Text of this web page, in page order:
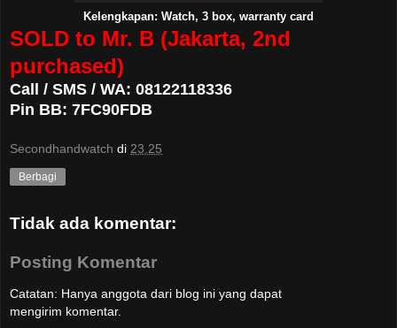
Kelengkapan: Watch, 3 box, warranty card
SOLD to Mr. B (Jakarta, 2nd
purchased)
Call / SMS / WA: 08122118336
Pin BB: 7FC90FDB
Secondhandwatch di 23.25
Berbagi
Tidak ada komentar:
Posting Komentar
Catatan: Hanya anggota dari blog ini yang dapat
mengirim komentar.